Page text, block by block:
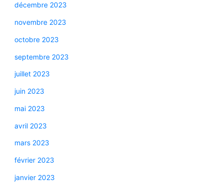
décembre 2023
novembre 2023
octobre 2023
septembre 2023
juillet 2023
juin 2023
mai 2023
avril 2023
mars 2023
février 2023
janvier 2023